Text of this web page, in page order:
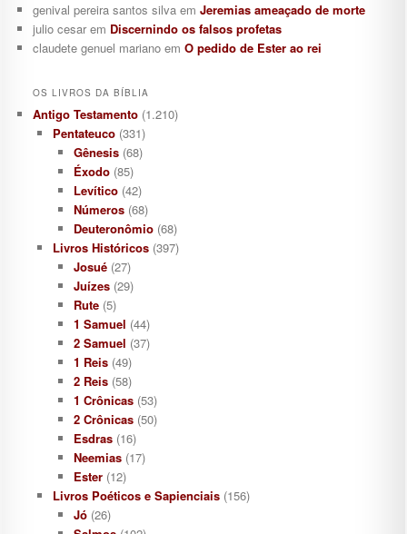
genival pereira santos silvaem Jeremias ameaçado de morte
julio cesarem Discernindo os falsos profetas
claudete genuel marianoem O pedido de Ester ao rei
OS LIVROS DA BÍBLIA
Antigo Testamento(1.210)
Pentateuco (331)
Gênesis(68)
Éxodo(85)
Levítico(42)
Números(68)
Deuteronômio(68)
Livros Históricos (397)
Josué(27)
Juízes(29)
Rute(5)
1 Samuel (44)
2 Samuel (37)
1 Reis(49)
2 Reis(58)
1 Crônicas(53)
2 Crônicas(50)
Esdras(16)
Neemias(17)
Ester(12)
Livros Poéticos e Sapienciais (156)
Jó(26)